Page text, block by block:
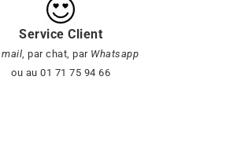
Service Client
mail, par chat, parWhatsapp
ou au 01 71 75 94 66